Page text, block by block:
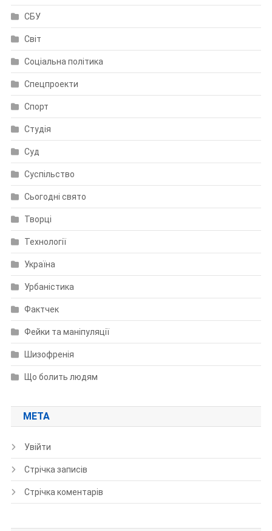
СБУ
Світ
Соціальна політика
Спецпроекти
Спорт
Студія
Суд
Суспільство
Сьогодні свято
Творці
Технології
Україна
Урбаністика
Фактчек
Фейки та маніпуляції
Шизофренія
Що болить людям
МЕТА
Увійти
Стрічка записів
Стрічка коментарів